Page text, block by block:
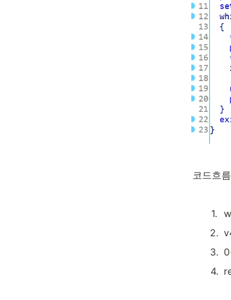
코드흐
1.
2.
3.
4.